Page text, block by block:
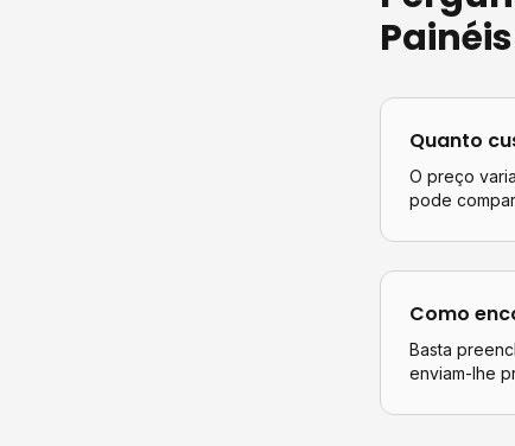
Quanto
O preço
pode
Como
Basta
enviam-lhe